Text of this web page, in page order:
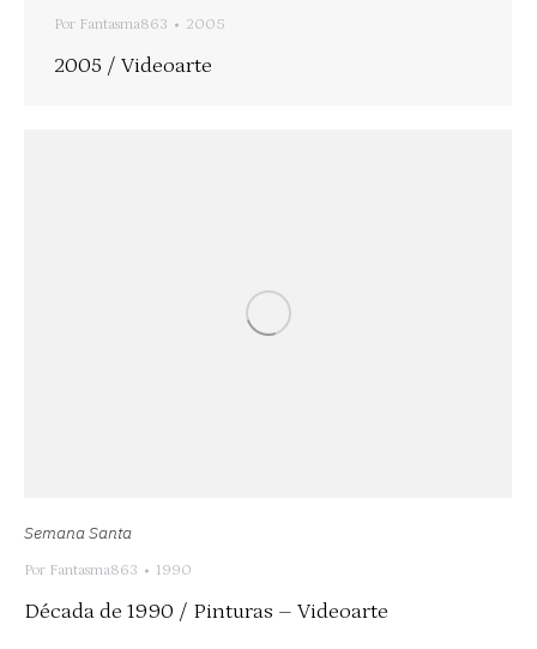
Por Fantasma863 2005
2005 / Videoarte
Semana Santa
Por Fantasma863 1990
Década de 1990 / Pinturas – Videoarte